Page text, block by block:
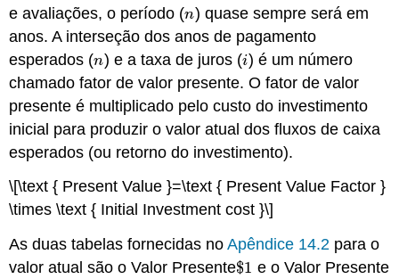
e avaliações, o período (n
n) quase sempre será em
anos. A interseção dos anos de pagamento
esperados (n
n) e a taxa de juros (i
i) é um número
chamado fator de valor presente. O fator de valor
presente é multiplicado pelo custo do investimento
inicial para produzir o valor atual dos fluxos de caixa
esperados (ou retorno do investimento).
\[\text { Present Value }=\text { Present Value Factor }
\times \text { Initial Investment cost }\]
As duas tabelas fornecidas noApêndice 14.2 para o
valor atual são o Valor Presente$1
$1 e o Valor Presente